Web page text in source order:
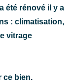
été rénové il y a
: climatisation,
vitrage
ce bien.